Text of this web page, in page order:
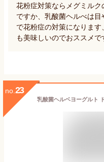
花粉症対策ならメグミル
ですか、乳酸菌ヘルべは
で花粉症の対策になりま
も美味しいのでおススメで
no. 23